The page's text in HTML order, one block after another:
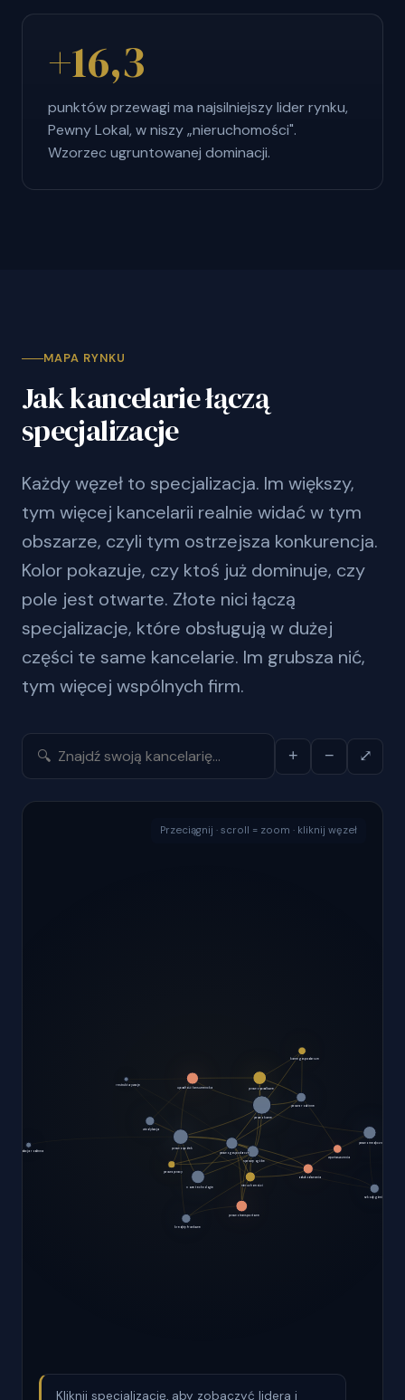
+16,3
punktów przewagi ma najsilniejszy lider rynku,
Pewny Lokal, w niszy „nieruchomości".
Wzorzec ugruntowanej dominacji.
MAPA RYNKU
Jak kancelarie łączą
specjalizacje
Każdy węzeł to specjalizacja. Im większy,
tym więcej kancelarii realnie widać w tym
obszarze, czyli tym ostrzejsza konkurencja.
Kolor pokazuje, czy ktoś już dominuje, czy
pole jest otwarte. Złote nici łączą
specjalizacje, które obsługują w dużej
części te same kancelarie. Im grubsza nić,
tym więcej wspólnych firm.
+ − ⤢
Kliknij specjalizację, aby zobaczyć lidera i
Przeciągnij · scroll = zoom · kliknij węzeł